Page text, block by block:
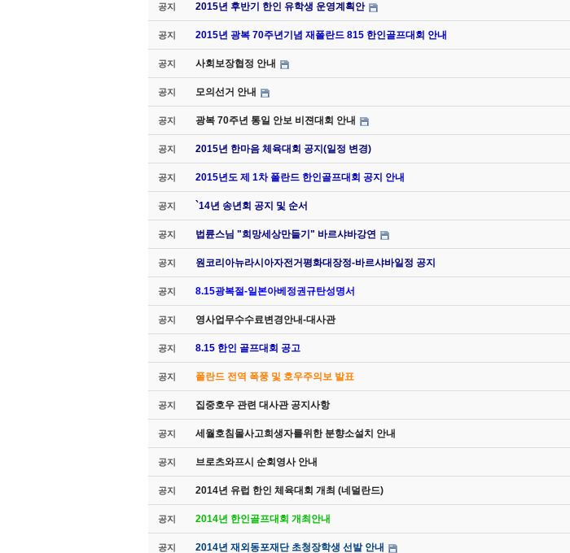
공지 2015년 후반기 한인 유학생 운영계획안
공지 2015년 광복 70주년기념 재폴란드 815 한인골프대회 안내
공지 사회보장협정 안내
공지 모의선거 안내
공지 광복 70주년 통일 안보 비젼대회 안내
공지 2015년 한마음 체육대회 공지(일정 변경)
공지 2015년도 제 1차 폴란드 한인골프대회 공지 안내
공지 `14년 송년회 공지 및 순서
공지 법륜스님 "희망세상만들기" 바르샤바강연
공지 원코리아뉴라시아자전거평화대장정-바르샤바일정 공지
공지 8.15광복절-일본아베정권규탄성명서
공지 영사업무수수료변경안내-대사관
공지 8.15 한인 골프대회 공고
공지 폴란드 전역 폭풍 및 호우주의보 발표
공지 집중호우 관련 대사관 공지사항
공지 세월호침몰사고희생자를위한 분향소설치 안내
공지 브로츠와프시 순회영사 안내
공지 2014년 유럽 한인 체육대회 개최 (네덜란드)
공지 2014년 한인골프대회 개최안내
공지 2014년 재외동포재단 초청장학생 선발 안내